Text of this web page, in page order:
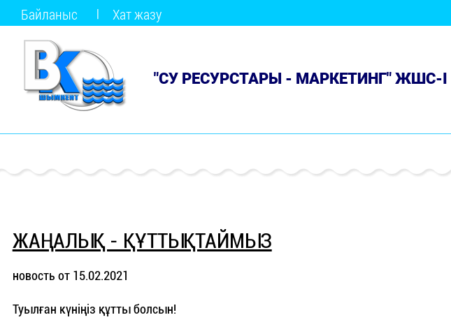
Байланыс Хат жазу
"СУ РЕСУРСТАРЫ - МАРКЕТИНГ" ЖШС-І
ЖАҢАЛЫҚ - ҚҰТТЫҚТАЙМЫЗ
новость от 15.02.2021
Туылған күніңіз құтты болсын!